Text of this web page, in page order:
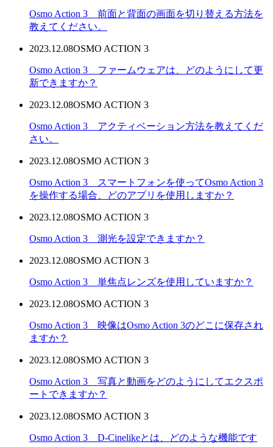
Osmo Action 3 前面と背面の画面を切り替える方法を
教えてください。
2023.12.08OSMO ACTION 3
Osmo Action 3 ファームウェアは、どのようにして更
新できますか？
2023.12.08OSMO ACTION 3
Osmo Action 3 アクティベーション方法を教えてくだ
さい。
2023.12.08OSMO ACTION 3
Osmo Action 3 スマートフォンを使ってOsmo Action 3
を操作する場合、どのアプリを使用しますか？
2023.12.08OSMO ACTION 3
Osmo Action 3 測光を設定できますか？
2023.12.08OSMO ACTION 3
Osmo Action 3 単焦点レンズを使用していますか？
2023.12.08OSMO ACTION 3
Osmo Action 3 映像はOsmo Action 3のどこに保存され
ますか？
2023.12.08OSMO ACTION 3
Osmo Action 3 写真と動画をどのようにしてエクスポ
ートできますか？
2023.12.08OSMO ACTION 3
Osmo Action 3 D-Cinelikeとは、どのような機能です